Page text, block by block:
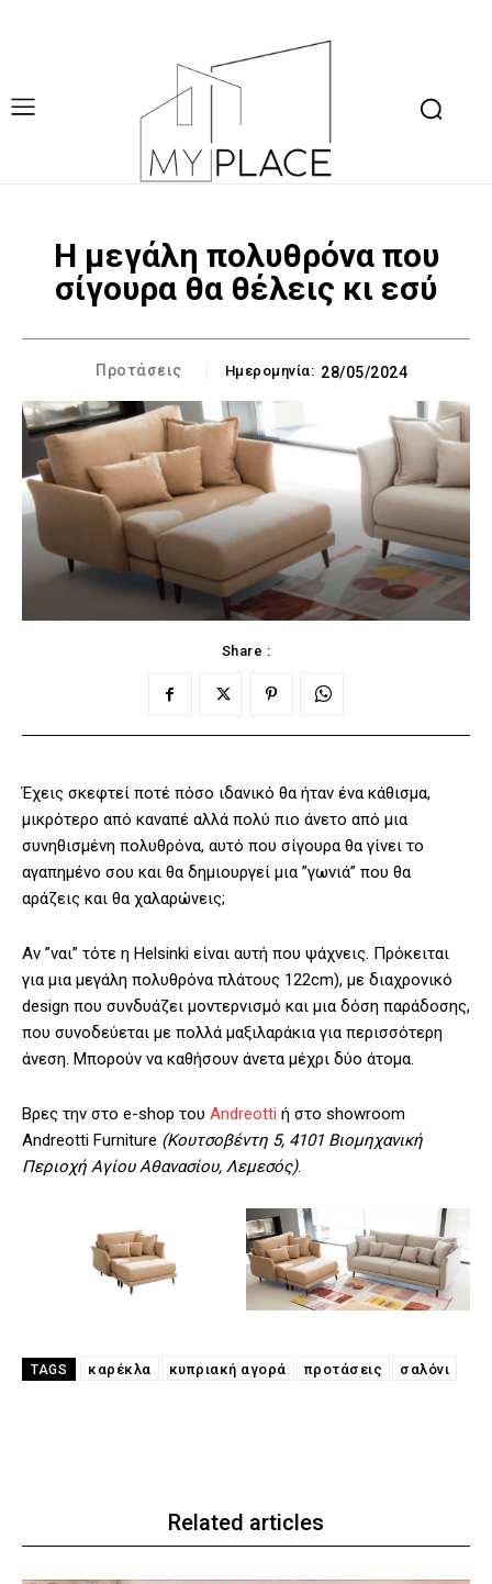
Η μεγάλη πολυθρόνα που
σίγουρα θα θέλεις κι εσύ
Προτάσεις Ημερομηνία: 28/05/2024
Share :
Έχεις σκεφτεί ποτέ πόσο ιδανικό θα ήταν ένα κάθισμα,
μικρότερο από καναπέ αλλά πολύ πιο άνετο από μια
συνηθισμένη πολυθρόνα, αυτό που σίγουρα θα γίνει το
αγαπημένο σου και θα δημιουργεί μια ”γωνιά” που θα
αράζεις και θα χαλαρώνεις;
Αν ”ναι” τότε η Helsinki είναι αυτή που ψάχνεις. Πρόκειται
για μια μεγάλη πολυθρόνα πλάτους 122cm), με διαχρονικό
design που συνδυάζει μοντερνισμό και μια δόση παράδοσης,
που συνοδεύεται με πολλά μαξιλαράκια για περισσότερη
άνεση. Μπορούν να καθήσουν άνετα μέχρι δύο άτομα.
Βρες την στο e-shop του Andreotti ή στο showroom
Andreotti Furniture (Κουτσοβέντη 5, 4101 Βιομηχανική
Περιοχή Αγίου Αθανασίου, Λεμεσός).
TAGS καρέκλα κυπριακή αγορά προτάσεις σαλόνι
Related articles